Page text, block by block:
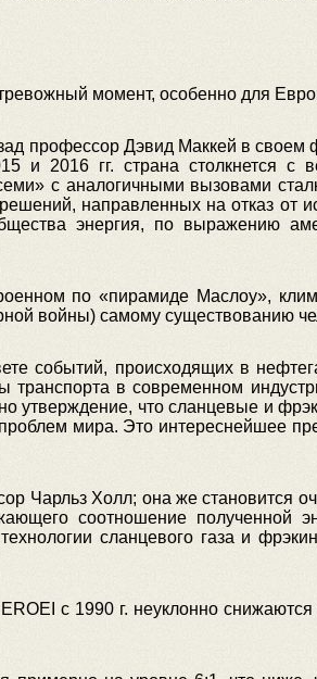
момент, особенно для
профессор Дэвид Маккей в
и 2016 гг. страна столкнется с
с аналогичными вызовами
направленных на отказ от
энергия, по выражению
по «пирамиде Маслоу»,
войны) самому существованию
событий, происходящих в
транспорта в современном
утверждение, что сланцевые и
мира. Это интереснейшее
Чарльз Холл; она же становится
соотношение полученной
сланцевого газа и
с 1990 г. неуклонно